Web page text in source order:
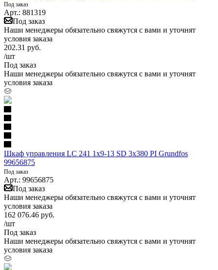
Под заказ
Арт.: 881319
Под заказ
Наши менеджеры обязательно свяжутся с вами и уточнят
условия заказа
202.31 руб.
/шт
Под заказ
Наши менеджеры обязательно свяжутся с вами и уточнят
условия заказа
Шкаф управления LC 241 1x9-13 SD 3x380 PI Grundfos
99656875
Под заказ
Арт.: 99656875
Под заказ
Наши менеджеры обязательно свяжутся с вами и уточнят
условия заказа
162 076.46 руб.
/шт
Под заказ
Наши менеджеры обязательно свяжутся с вами и уточнят
условия заказа